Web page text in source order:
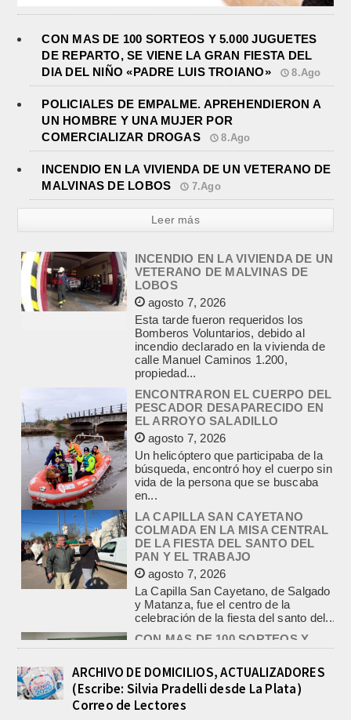
CON MAS DE 100 SORTEOS Y 5.000 JUGUETES
DE REPARTO, SE VIENE LA GRAN FIESTA DEL
DIA DEL NIÑO «PADRE LUIS TROIANO»
8.Ago
POLICIALES DE EMPALME. APREHENDIERON A
UN HOMBRE Y UNA MUJER POR
COMERCIALIZAR DROGAS
8.Ago
INCENDIO EN LA VIVIENDA DE UN VETERANO DE
MALVINAS DE LOBOS
7.Ago
Leer más
INCENDIO EN LA VIVIENDA DE UN
VETERANO DE MALVINAS DE
LOBOS
agosto 7, 2026
Esta tarde fueron requeridos los
Bomberos Voluntarios, debido al
incendio declarado en la vivienda de
propiedad...
ENCONTRARON EL CUERPO DEL
PESCADOR DESAPARECIDO EN
EL ARROYO SALADILLO
agosto 7, 2026
Un helicóptero que participaba de la
búsqueda, encontró hoy el cuerpo sin
vida de la persona que se buscaba
en...
LA CAPILLA SAN CAYETANO
COLMADA EN LA MISA CENTRAL
DE LA FIESTA DEL SANTO DEL
PAN Y EL TRABAJO
agosto 7, 2026
La Capilla San Cayetano, de Salgado
y Matanza, fue el centro de la
celebración de la fiesta del santo del...
CON MAS DE 100 SORTEOS Y
5.000 JUGUETES DE REPARTO, SE
VIENE LA GRAN FIESTA DEL DIA
DEL NIÑO «PADRE LUIS
TROIANO»
agosto 8, 2026
La Asociación Fiesta del Día del Niño
“Padre Luis Troiano” brindó a la
prensa los detalles del gran festejo
del...
POLICIALES DE EMPALME.
APREHENDIERON A UN HOMBRE
Y UNA MUJER POR
COMERCIALIZAR DROGAS
ARCHIVO DE DOMICILIOS, ACTUALIZADORES
(Escribe: Silvia Pradelli desde La Plata)
Correo de Lectores